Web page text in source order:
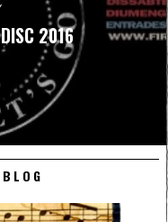
2016